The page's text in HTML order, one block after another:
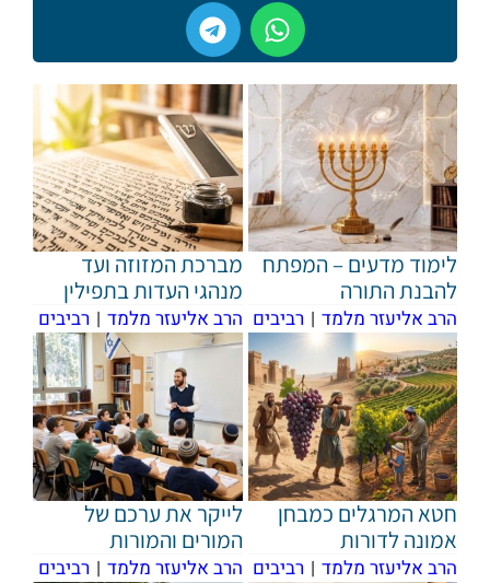
לימוד מדעים – המפתח
להבנת התורה
הרב אליעזר מלמד | רביבים
מברכת המזוזה ועד
מנהגי העדות בתפילין
הרב אליעזר מלמד | רביבים
חטא המרגלים כמבחן
אמונה לדורות
הרב אליעזר מלמד | רביבים
לייקר את ערכם של
המורים והמורות
הרב אליעזר מלמד | רביבים